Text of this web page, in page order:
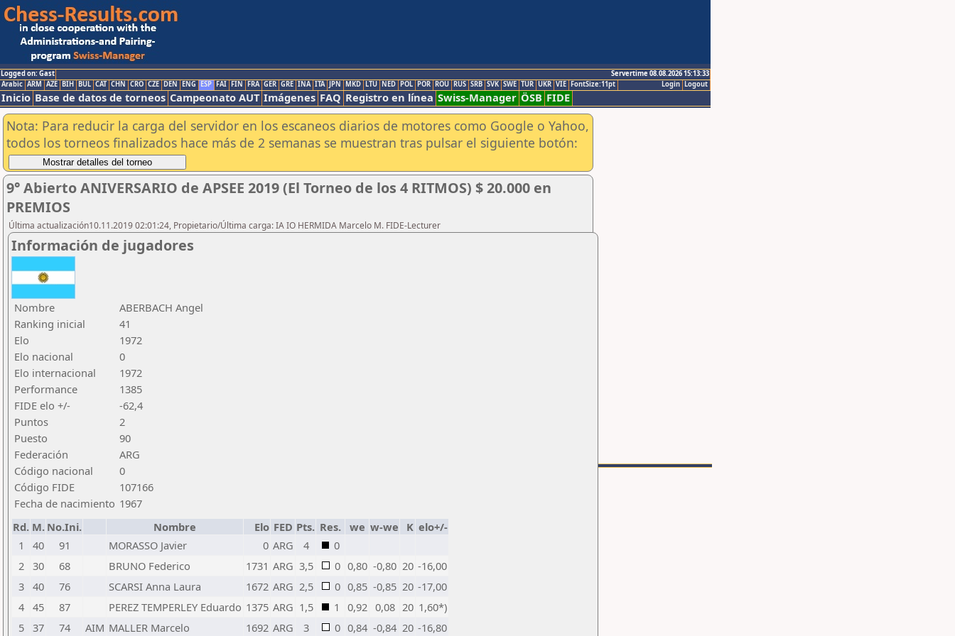
Logged on: Gast
Servertime 08.08.2026 15:13:33
Logout
Login
Arabic ARM AZE BIH BUL CAT CHN CRO CZE DEN ENG ESP FAI FIN FRA GER GRE INA ITA JPN MKD LTU NED POL POR ROU RUS SRB SVK SWE TUR UKR VIE FontSize:11pt
Inicio Base de datos de torneos Campeonato AUT Imágenes FAQ Registro en línea Swiss-Manager ÖSB FIDE
Nota: Para reducir la carga del servidor en los escaneos diarios de motores como Google o Yahoo,
todos los torneos finalizados hace más de 2 semanas se muestran tras pulsar el siguiente botón:
9° Abierto ANIVERSARIO de APSEE 2019 (El Torneo de los 4 RITMOS) $ 20.000 en
PREMIOS
Última actualización10.11.2019 02:01:24, Propietario/Última carga: IA IO HERMIDA Marcelo M. FIDE-Lecturer
Información de jugadores
Nombre
ABERBACH Angel
Ranking inicial
41
Elo
1972
Elo nacional
0
Elo internacional
1972
Performance
1385
FIDE elo +/-
-62,4
Puntos
2
Puesto
90
Federación
ARG
Código nacional
0
Código FIDE
107166
Fecha de nacimiento 1967
Rd. M. No.Ini. Nombre Elo FED Pts. Res. we w-we K elo+/-
1
40 91 MORASSO Javier 0 ARG 4
0
2 30 68 BRUNO Federico 1731 ARG 3,5 0 0,80 -0,80 20 -16,00
3 40 76 SCARSI Anna Laura 1672 ARG 2,5 0 0,85 -0,85 20 -17,00
4 45 87 PEREZ TEMPERLEY Eduardo 1375 ARG 1,5 1 0,92 0,08 20 1,60*)
5 37 74 AIM MALLER Marcelo 1692 ARG 3 0 0,84 -0,84 20 -16,80